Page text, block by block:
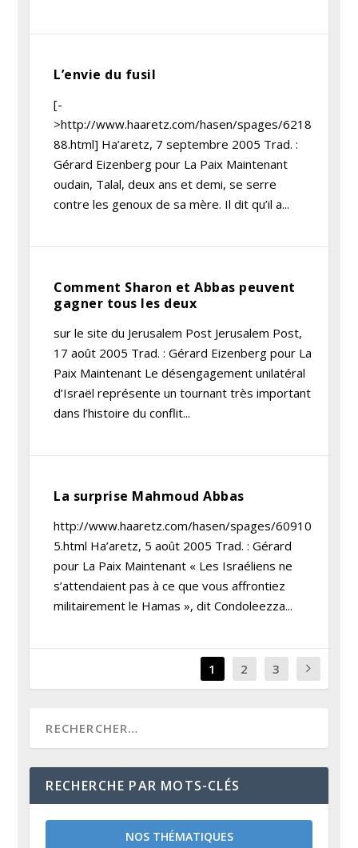
L’envie du fusil
[-
>http://www.haaretz.com/hasen/spages/6218
88.html] Ha’aretz, 7 septembre 2005 Trad. :
Gérard Eizenberg pour La Paix Maintenant
oudain, Talal, deux ans et demi, se serre
contre les genoux de sa mère. Il dit qu’il a...
Comment Sharon et Abbas peuvent
gagner tous les deux
sur le site du Jerusalem Post Jerusalem Post,
17 août 2005 Trad. : Gérard Eizenberg pour La
Paix Maintenant Le désengagement unilatéral
d’Israël représente un tournant très important
dans l’histoire du conflit...
La surprise Mahmoud Abbas
http://www.haaretz.com/hasen/spages/60910
5.html Ha’aretz, 5 août 2005 Trad. : Gérard
pour La Paix Maintenant « Les Israéliens ne
s’attendaient pas à ce que vous affrontiez
militairement le Hamas », dit Condoleezza...
1 2 3
RECHERCHE PAR MOTS-CLÉS
NOS THÉMATIQUES